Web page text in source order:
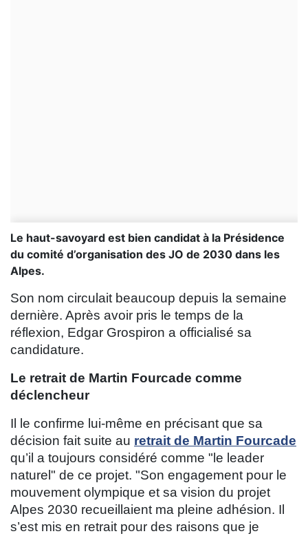
Le haut-savoyard est bien candidat à la Présidence
du comité d’organisation des JO de 2030 dans les
Alpes.
Son nom circulait beaucoup depuis la semaine
dernière. Après avoir pris le temps de la
réflexion, Edgar Grospiron a officialisé sa
candidature.
Le retrait de Martin Fourcade comme
déclencheur
Il le confirme lui-même en précisant que sa
décision fait suite au retrait de Martin Fourcade
qu’il a toujours considéré comme "le leader
naturel" de ce projet. "Son engagement pour le
mouvement olympique et sa vision du projet
Alpes 2030 recueillaient ma pleine adhésion. Il
s’est mis en retrait pour des raisons que je